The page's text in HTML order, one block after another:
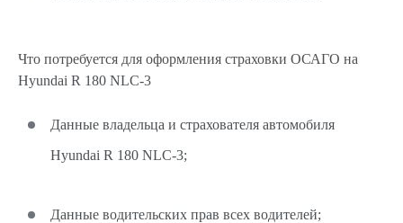
Что потребуется для оформления страховки ОСАГО на
Hyundai R 180 NLC-3
Данные владельца и страхователя автомобиля
Hyundai R 180 NLC-3;
Данные водительских прав всех водителей;